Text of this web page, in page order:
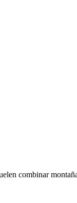
combinar